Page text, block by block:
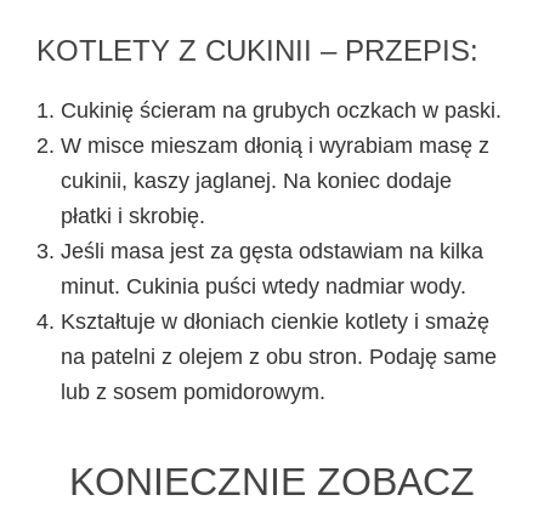
KOTLETY Z CUKINII – PRZEPIS:
Cukinię ścieram na grubych oczkach w paski.
W misce mieszam dłonią i wyrabiam masę z
cukinii, kaszy jaglanej. Na koniec dodaje
płatki i skrobię.
Jeśli masa jest za gęsta odstawiam na kilka
minut. Cukinia puści wtedy nadmiar wody.
Kształtuje w dłoniach cienkie kotlety i smażę
na patelni z olejem z obu stron. Podaję same
lub z sosem pomidorowym.
KONIECZNIE ZOBACZ